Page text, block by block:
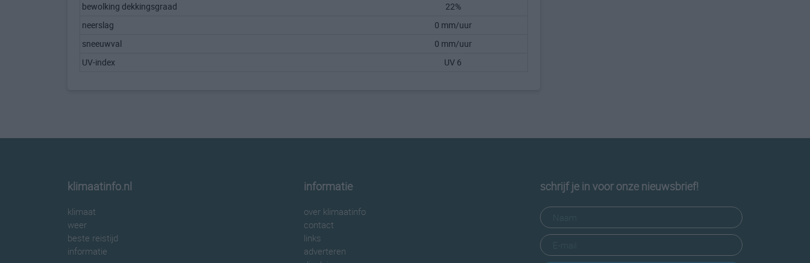
bewolking dekkingsgraad
22%
neerslag
0 mm/uur
sneeuwval
0 mm/uur
UV-index
UV 6
klimaatinfo.nl
klimaat
weer
beste reistijd
informatie
informatie
over klimaatinfo
contact
links
adverteren
schrijf je in voor onze nieuwsbrief!